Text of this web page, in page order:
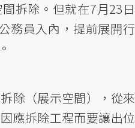
拆除。但就在7月23日
務員入內，提前展開行
除（展示空間），從來
應拆除工程而要讓出位